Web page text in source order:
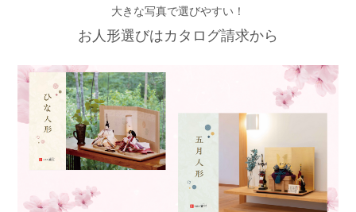
大きな写真で選びやすい！
お人形選びはカタログ請求から